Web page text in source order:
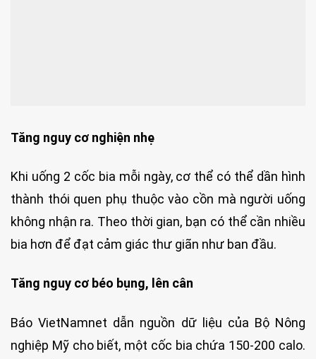
Tăng nguy cơ nghiện nhẹ
Khi uống 2 cốc bia mỗi ngày, cơ thể có thể dần hình
thành thói quen phụ thuộc vào cồn mà người uống
không nhận ra. Theo thời gian, bạn có thể cần nhiều
bia hơn để đạt cảm giác thư giãn như ban đầu.
Tăng nguy cơ béo bụng, lên cân
Báo VietNamnet dẫn nguồn dữ liệu của Bộ Nông
nghiệp Mỹ cho biết, một cốc bia chứa 150-200 calo.